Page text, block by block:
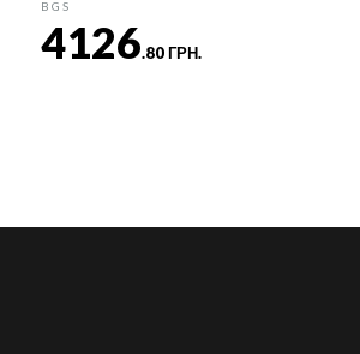
BGS
4126.80 ГРН.